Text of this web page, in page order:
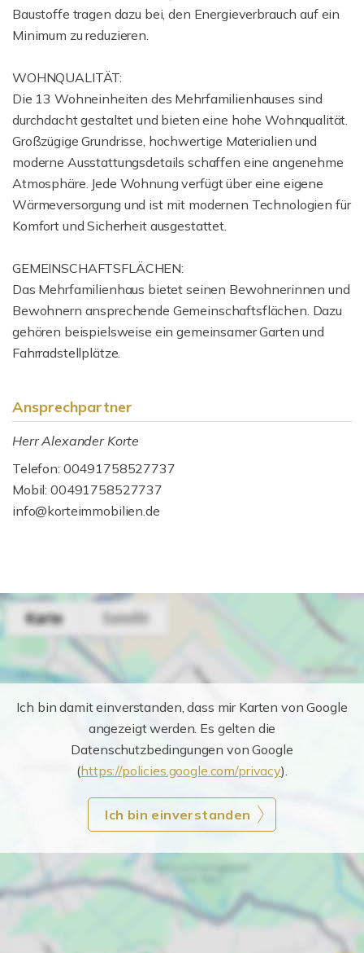
Baustoffe tragen dazu bei, den Energieverbrauch auf ein
Minimum zu reduzieren.
WOHNQUALITÄT:
Die 13 Wohneinheiten des Mehrfamilienhauses sind
durchdacht gestaltet und bieten eine hohe Wohnqualität.
Großzügige Grundrisse, hochwertige Materialien und
moderne Ausstattungsdetails schaffen eine angenehme
Atmosphäre. Jede Wohnung verfügt über eine eigene
Wärmeversorgung und ist mit modernen Technologien für
Komfort und Sicherheit ausgestattet.
GEMEINSCHAFTSFLÄCHEN:
Das Mehrfamilienhaus bietet seinen Bewohnerinnen und
Bewohnern ansprechende Gemeinschaftsflächen. Dazu
gehören beispielsweise ein gemeinsamer Garten und
Fahrradstellplätze.
Ansprechpartner
Herr Alexander Korte
Telefon: 00491758527737
Mobil: 00491758527737
info@korteimmobilien.de
Ich bin damit einverstanden, dass mir Karten von Google
angezeigt werden. Es gelten die
Datenschutzbedingungen von Google
(https://policies.google.com/privacy).
Ich bin einverstanden